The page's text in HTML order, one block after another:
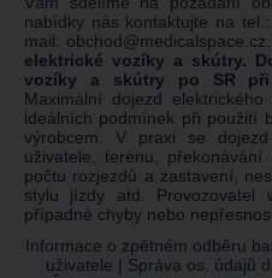
nabídky nás kontaktujte na tel.:
mail: obchod@medicalspace.cz
elektrické vozíky a skútry.
vozíky a skútry po SR při
Maximální dojezd
ideálních podmínek při použití
výrobcem. V praxi se
uživatele, terénu,
počtu rozjezdů a zastavení,
stylu jízdy atd. Provozovatel
případné chyby nebo
Informace o zpětném odběru
uživatele | Správa os. údajů